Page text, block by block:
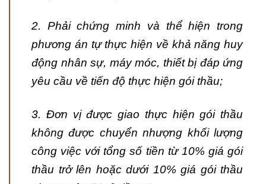
2. Phải chứng minh và thể hiện trong
phương án tự thực hiện về khả năng huy
động nhân sự, máy móc, thiết bị đáp ứng
yêu cầu về tiến độ thực hiện gói thầu;
3. Đơn vị được giao thực hiện gói thầu
không được chuyển nhượng khối lượng
công việc với tổng số tiền từ 10% giá gói
thầu trở lên hoặc dưới 10% giá gói thầu